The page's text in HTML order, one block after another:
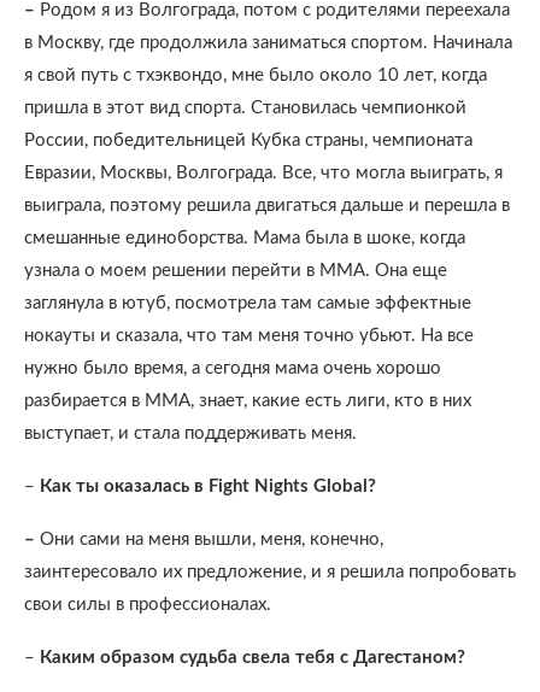
– Родом я из Волгограда, потом с родителями переехала
в Москву, где продолжила заниматься спортом. Начинала
я свой путь с тхэквондо, мне было около 10 лет, когда
пришла в этот вид спорта. Становилась чемпионкой
России, победительницей Кубка страны, чемпионата
Евразии, Москвы, Волгограда. Все, что могла выиграть, я
выиграла, поэтому решила двигаться дальше и перешла в
смешанные единоборства. Мама была в шоке, когда
узнала о моем решении перейти в ММА. Она еще
заглянула в ютуб, посмотрела там самые эффектные
нокауты и сказала, что там меня точно убьют. На все
нужно было время, а сегодня мама очень хорошо
разбирается в ММА, знает, какие есть лиги, кто в них
выступает, и стала поддерживать меня.
– Как ты оказалась в Fight Nights Global?
– Они сами на меня вышли, меня, конечно,
заинтересовало их предложение, и я решила попробовать
свои силы в профессионалах.
– Каким образом судьба свела тебя с Дагестаном?